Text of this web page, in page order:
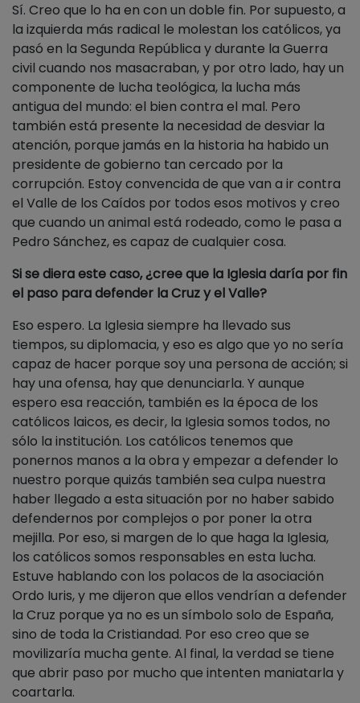
Sí. Creo que lo ha en con un doble fin. Por supuesto, a
la izquierda más radical le molestan los católicos, ya
pasó en la Segunda República y durante la Guerra
civil cuando nos masacraban, y por otro lado, hay un
componente de lucha teológica, la lucha más
antigua del mundo: el bien contra el mal. Pero
también está presente la necesidad de desviar la
atención, porque jamás en la historia ha habido un
presidente de gobierno tan cercado por la
corrupción. Estoy convencida de que van a ir contra
el Valle de los Caídos por todos esos motivos y creo
que cuando un animal está rodeado, como le pasa a
Pedro Sánchez, es capaz de cualquier cosa.
Si se diera este caso, ¿cree que la Iglesia daría por fin
el paso para defender la Cruz y el Valle?
Eso espero. La Iglesia siempre ha llevado sus
tiempos, su diplomacia, y eso es algo que yo no sería
capaz de hacer porque soy una persona de acción; si
hay una ofensa, hay que denunciarla. Y aunque
espero esa reacción, también es la época de los
católicos laicos, es decir, la Iglesia somos todos, no
sólo la institución. Los católicos tenemos que
ponernos manos a la obra y empezar a defender lo
nuestro porque quizás también sea culpa nuestra
haber llegado a esta situación por no haber sabido
defendernos por complejos o por poner la otra
mejilla. Por eso, si margen de lo que haga la Iglesia,
los católicos somos responsables en esta lucha.
Estuve hablando con los polacos de la asociación
Ordo Iuris, y me dijeron que ellos vendrían a defender
la Cruz porque ya no es un símbolo solo de España,
sino de toda la Cristiandad. Por eso creo que se
movilizaría mucha gente. Al final, la verdad se tiene
que abrir paso por mucho que intenten maniatarla y
coartarla.